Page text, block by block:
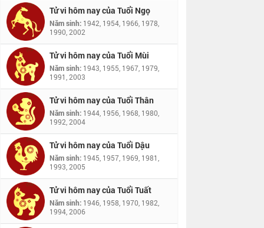
Tử vi hôm nay của Tuổi Ngọ
Năm sinh: 1942, 1954, 1966, 1978,
1990, 2002
Tử vi hôm nay của Tuổi Mùi
Năm sinh: 1943, 1955, 1967, 1979,
1991, 2003
Tử vi hôm nay của Tuổi Thân
Năm sinh: 1944, 1956, 1968, 1980,
1992, 2004
Tử vi hôm nay của Tuổi Dậu
Năm sinh: 1945, 1957, 1969, 1981,
1993, 2005
Tử vi hôm nay của Tuổi Tuất
Năm sinh: 1946, 1958, 1970, 1982,
1994, 2006